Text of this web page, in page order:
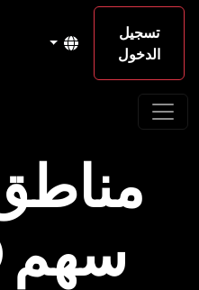
تسجيل
الدخول
سهم AMD